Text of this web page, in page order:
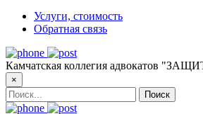
Услуги, стоимость
Обратная связь
Камчатская коллегия адвокатов
×